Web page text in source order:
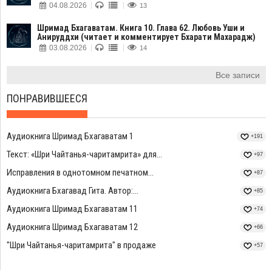
04.08.2026 13
Шримад Бхагаватам. Книга 10. Глава 62. Любовь Уши и
Анируддхи (читает и комментирует Бхарати Махарадж)
03.08.2026 14
Все записи
ПОНРАВИВШЕЕСЯ
Аудиокнига Шримад Бхагаватам 1 +191
Текст: «Шри Чайтанья-чаритамрита» для... +97
Исправления в однотомном печатном... +87
Аудиокнига Бхагавад Гита. Автор:... +85
Аудиокнига Шримад Бхагаватам 11 +74
Аудиокнига Шримад Бхагаватам 12 +66
"Шри Чайтанья-чаритамрита" в продаже +57